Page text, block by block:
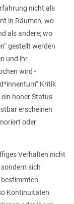
nicht als
in Räumen, wo
als andere; wo
gestellt werden
und ihr
wird -
Kritik
hoher Status
erscheinen
oder
Verhalten nicht
sich
Kontinuitäten